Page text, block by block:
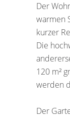
Der
warmen
kurzer
Die
120 m²
werden
Der